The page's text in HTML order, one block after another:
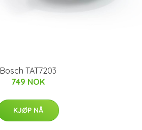
Bosch TAT7203
749 NOK
KJØP NÅ